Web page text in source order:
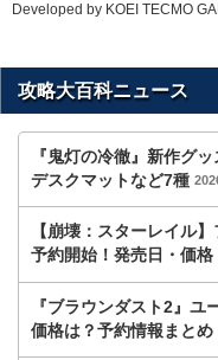
Developed by KOEI TECMO
攻略大百科ニュース
『鬼灯の冷徹』新作グ
デスクマットなど7種
【崩壊：スターレイル
予約開始！発売日・価
『ブラウンダスト2』ユ
価格は？予約情報まとめ